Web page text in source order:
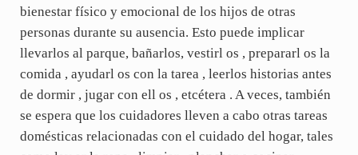
bienestar físico y emocional de los hijos de otras
personas durante su ausencia. Esto puede implicar
llevarlos al parque, bañarlos, vestirl os , prepararl os la
comida , ayudarl os con la tarea , leerlos historias antes
de dormir , jugar con ell os , etcétera . A veces, también
se espera que los cuidadores lleven a cabo otras tareas
domésticas relacionadas con el cuidado del hogar, tales